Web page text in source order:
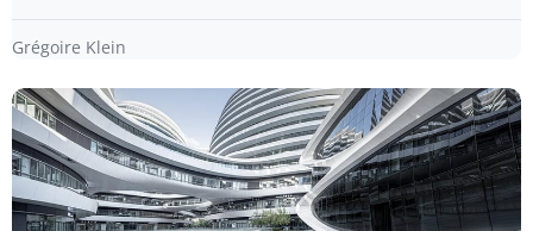
Grégoire Klein